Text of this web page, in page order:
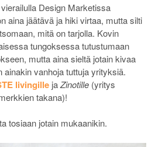
Design Marketissa
aina jäätävä ja hiki virtaa, mutta silti
mitä on tarjolla. Kovin
tungoksessa tutustumaan
mutta aina sieltä jotain kivaa
ainakin vanhoja tuttuja yrityksiä.
livingille jaZinotille (yritys
takana)!
tosiaan jotain mukaanikin.